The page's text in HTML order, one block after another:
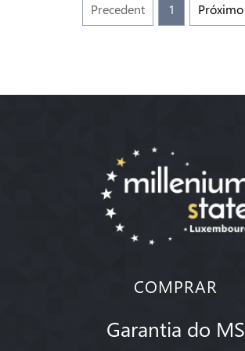
Precedent 1 Próximo
COMPRAR
Garantia do MS